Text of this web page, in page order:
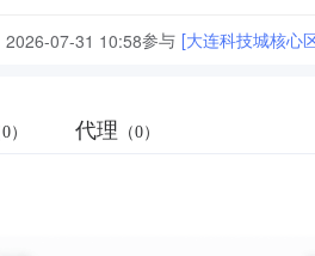
2026-07-31 10:58参与 [大连科技城核心
0） 代理 （0）